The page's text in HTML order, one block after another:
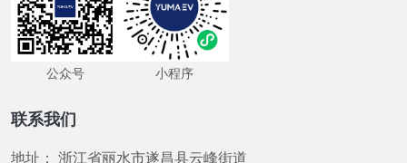
公众号 小程序
联系我们
地址： 浙江省丽水市遂昌县云峰街道